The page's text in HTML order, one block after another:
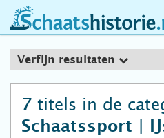
schaatshistorie.nl
Verfijn resultaten
7 titels in de
Schaatssport |